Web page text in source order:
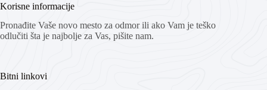
Korisne informacije
Pronađite Vaše novo mesto za odmor ili ako Vam je teško
odlučiti šta je najbolje za Vas, pišite nam.
Bitni linkovi